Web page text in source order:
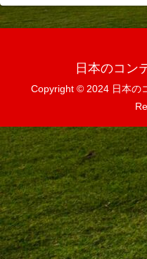
日本のコン
Copyright © 2024 日本の